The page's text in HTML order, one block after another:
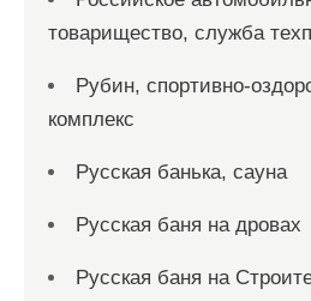
товарищество, служба
Рубин, спортивно-
комплекс
Русская банька, сауна
Русская баня на дровах
Русская баня на